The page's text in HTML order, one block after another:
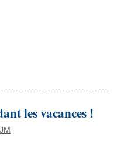
les vacances !